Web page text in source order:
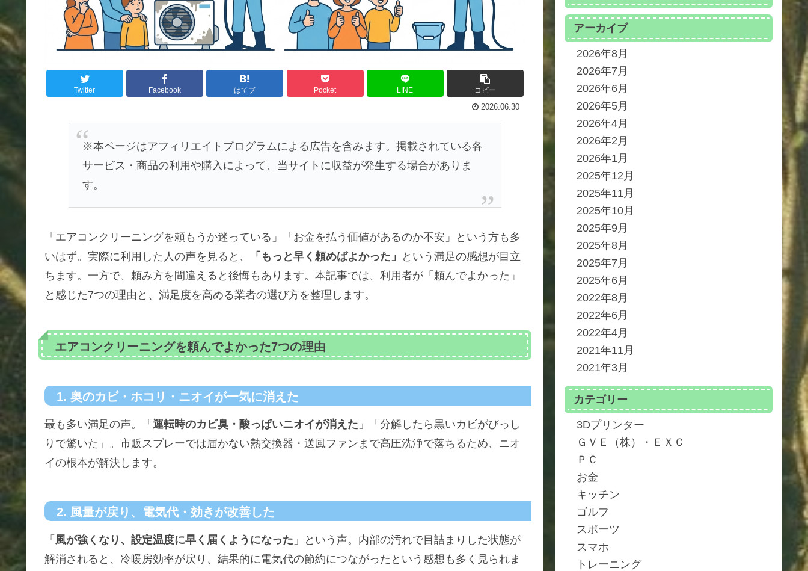
Twitter Facebook はてブ Pocket LINE コピー
2026.06.30
※本ページはアフィリエイトプログラムによる広告を含みます。掲載されている各
サービス・商品の利用や購入によって、当サイトに収益が発生する場合がありま
す。
「エアコンクリーニングを頼もうか迷っている」「お金を払う価値があるのか不安」という方も多
いはず。実際に利用した人の声を見ると、
「もっと早く頼めばよかった」
という満足の感想が目立
ちます。一方で、頼み方を間違えると後悔もあります。本記事では、利用者が「頼んでよかった」
と感じた7つの理由と、満足度を高める業者の選び方を整理します。
エアコンクリーニングを頼んでよかった7つの理由
1. 奥のカビ・ホコリ・ニオイが一気に消えた
最も多い満足の声。「 運転時のカビ臭・酸っぱいニオイが消えた 」「分解したら黒いカビがびっし
りで驚いた」。市販スプレーでは届かない熱交換器・送風ファンまで高圧洗浄で落ちるため、ニオ
イの根本が解決します。
2. 風量が戻り、電気代・効きが改善した
「 風が強くなり、設定温度に早く届くようになった 」という声。内部の汚れで目詰まりした状態が
解消されると、冷暖房効率が戻り、結果的に電気代の節約につながったという感想も多く見られま
アーカイブ
2026年8月
2026年7月
2026年6月
2026年5月
2026年4月
2026年2月
2026年1月
2025年12月
2025年11月
2025年10月
2025年9月
2025年8月
2025年7月
2025年6月
2022年8月
2022年6月
2022年4月
2021年11月
2021年3月
カテゴリー
3Dプリンター
ＧＶＥ（株）・ＥＸＣ
ＰＣ
お金
キッチン
ゴルフ
スポーツ
スマホ
トレーニング